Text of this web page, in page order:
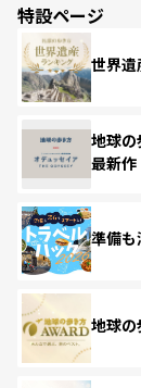
特設ページ
世界
地球
最新作
準備
地球